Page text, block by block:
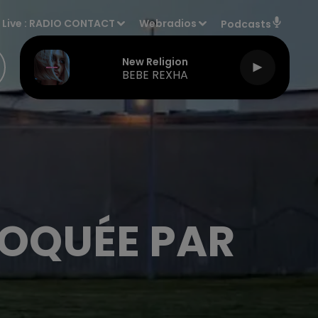
Live : RADIO CONTACT Webradios Podcasts
New Religion
BEBE REXHA
PAR